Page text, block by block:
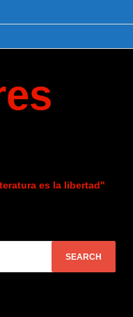
es la libertad"